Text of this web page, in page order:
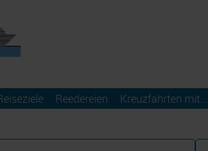
Reedereien Kreuzfahrten mit...